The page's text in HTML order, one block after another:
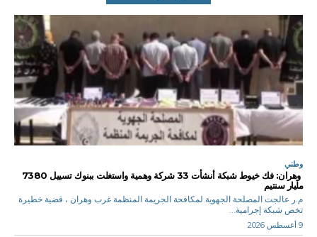
وطني
وهران: فك خيوط شبكة أنشأت 33 شركة وهمية واستغلت ببنوك تسييل 7380
مليار سنتيم
م.ر عالجت المصلحة الجهوية لمكافحة الجريمة المنظمة غرب وهران ، قضية خطيرة
تخص شبكة إجرامية...
9 أغسطس 2026